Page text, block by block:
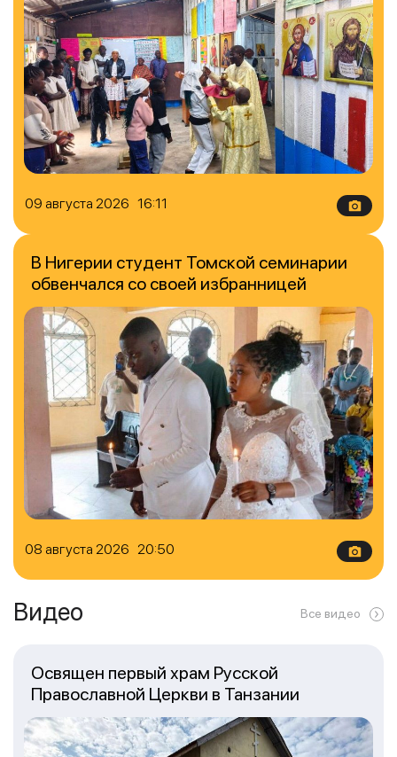
09 августа 2026 16:11
08 августа 2026 20:50
В Нигерии студент Томской семинарии
обвенчался со своей избранницей
Видео Все видео
Освящен первый храм Русской
Православной Церкви в Танзании